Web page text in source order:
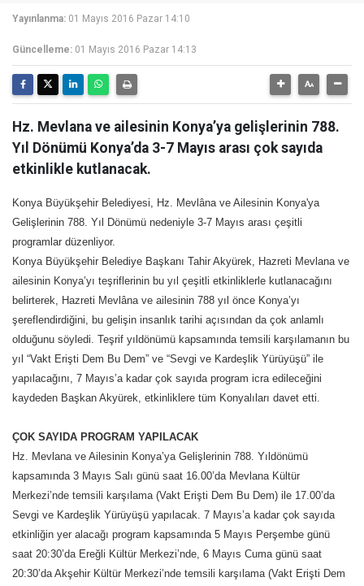
Yayınlanma: 01 Mayıs 2016 Pazar 14:10
Güncelleme: 01 Mayıs 2016 Pazar 14:13
Hz. Mevlana ve ailesinin Konya’ya gelişlerinin 788.
Yıl Dönümü Konya’da 3-7 Mayıs arası çok sayıda
etkinlikle kutlanacak.
Konya Büyükşehir Belediyesi, Hz. Mevlâna ve Ailesinin Konya'ya
Gelişlerinin 788. Yıl Dönümü nedeniyle 3-7 Mayıs arası çeşitli
programlar düzenliyor.
Konya Büyükşehir Belediye Başkanı Tahir Akyürek, Hazreti Mevlana ve
ailesinin Konya’yı teşriflerinin bu yıl çeşitli etkinliklerle kutlanacağını
belirterek, Hazreti Mevlâna ve ailesinin 788 yıl önce Konya’yı
şereflendirdiğini, bu gelişin insanlık tarihi açısından da çok anlamlı
olduğunu söyledi. Teşrif yıldönümü kapsamında temsili karşılamanın bu
yıl “Vakt Erişti Dem Bu Dem” ve “Sevgi ve Kardeşlik Yürüyüşü” ile
yapılacağını, 7 Mayıs’a kadar çok sayıda program icra edileceğini
kaydeden Başkan Akyürek, etkinliklere tüm Konyalıları davet etti.
ÇOK SAYIDA PROGRAM YAPILACAK
Hz. Mevlana ve Ailesinin Konya’ya Gelişlerinin 788. Yıldönümü
kapsamında 3 Mayıs Salı günü saat 16.00’da Mevlana Kültür
Merkezi’nde temsili karşılama (Vakt Erişti Dem Bu Dem) ile 17.00’da
Sevgi ve Kardeşlik Yürüyüşü yapılacak. 7 Mayıs’a kadar çok sayıda
etkinliğin yer alacağı program kapsamında 5 Mayıs Perşembe günü
saat 20:30’da Ereğli Kültür Merkezi’nde, 6 Mayıs Cuma günü saat
20:30’da Akşehir Kültür Merkezi’nde temsili karşılama (Vakt Erişti Dem